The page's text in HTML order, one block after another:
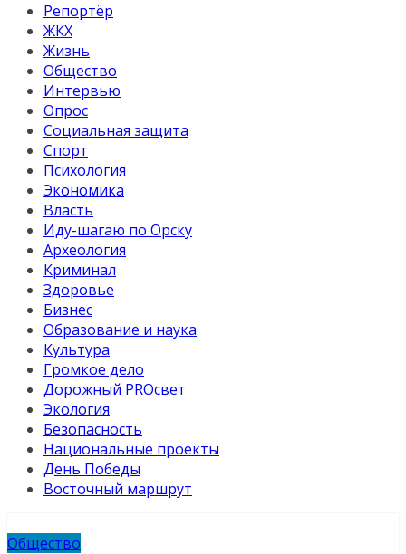
Репортёр
ЖКХ
Жизнь
Общество
Интервью
Опрос
Социальная защита
Спорт
Психология
Экономика
Власть
Иду-шагаю по Орску
Археология
Криминал
Здоровье
Бизнес
Образование и наука
Культура
Громкое дело
Дорожный PROсвет
Экология
Безопасность
Национальные проекты
День Победы
Восточный маршрут
Общество